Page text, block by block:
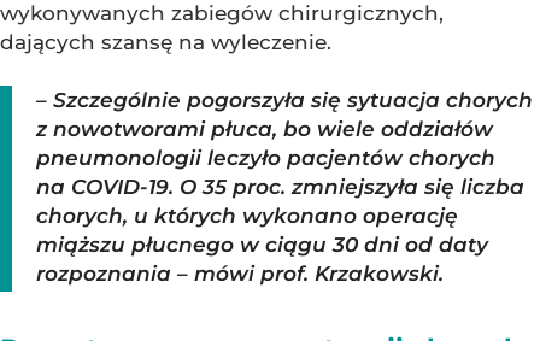
wykonywanych zabiegów chirurgicznych,
dających szansę na wyleczenie.
– Szczególnie pogorszyła się sytuacja chorych
z nowotworami płuca, bo wiele oddziałów
pneumonologii leczyło pacjentów chorych
na COVID-19. O 35 proc. zmniejszyła się liczba
chorych, u których wykonano operację
miąższu płucnego w ciągu 30 dni od daty
rozpoznania – mówi prof. Krzakowski.